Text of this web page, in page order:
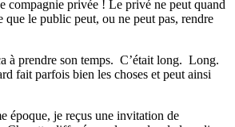
compagnie privée ! Le privé ne peut quand
que le public peut, ou ne peut pas, rendre
à prendre son temps. C’était long. Long.
fait parfois bien les choses et peut ainsi
époque, je reçus une invitation de